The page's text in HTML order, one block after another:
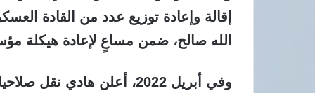
إقالة وإعادة توزيع عدد من القادة
الله صالح، ضمن مساعٍ لإعادة هيكلة
وفي أبريل 2022، أعلن هادي